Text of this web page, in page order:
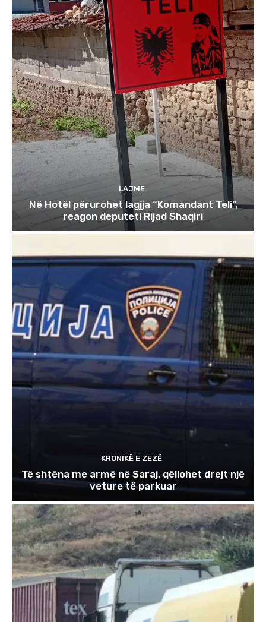
LAJME
Në Hotël përurohet lagjja “Komandant Teli”,
reagon deputeti Rijad Shaqiri
KRONIKË E ZEZË
Të shtëna me armë në Saraj, qëllohet drejt një
veture të parkuar